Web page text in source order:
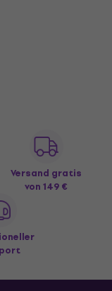
Versand gratis
von 149 €